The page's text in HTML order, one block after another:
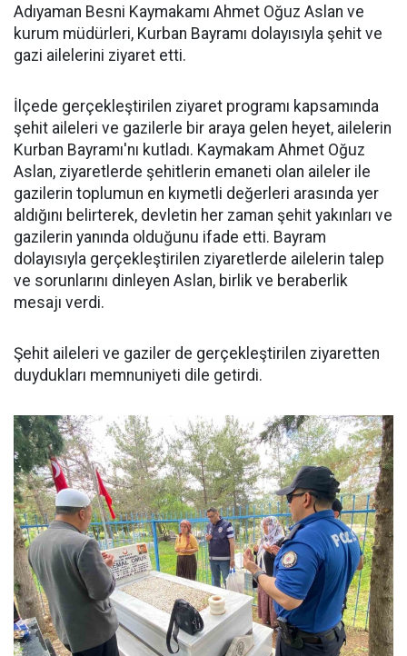
Adıyaman Besni Kaymakamı Ahmet Oğuz Aslan ve
kurum müdürleri, Kurban Bayramı dolayısıyla şehit ve
gazi ailelerini ziyaret etti.
İlçede gerçekleştirilen ziyaret programı kapsamında
şehit aileleri ve gazilerle bir araya gelen heyet, ailelerin
Kurban Bayramı'nı kutladı. Kaymakam Ahmet Oğuz
Aslan, ziyaretlerde şehitlerin emaneti olan aileler ile
gazilerin toplumun en kıymetli değerleri arasında yer
aldığını belirterek, devletin her zaman şehit yakınları ve
gazilerin yanında olduğunu ifade etti. Bayram
dolayısıyla gerçekleştirilen ziyaretlerde ailelerin talep
ve sorunlarını dinleyen Aslan, birlik ve beraberlik
mesajı verdi.
Şehit aileleri ve gaziler de gerçekleştirilen ziyaretten
duydukları memnuniyeti dile getirdi.